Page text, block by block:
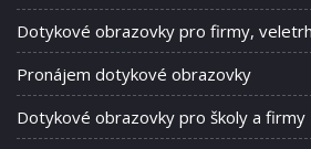
Dotykové obrazovky pro firmy,
Pronájem dotykové obrazovky
Dotykové obrazovky pro školy a firmy